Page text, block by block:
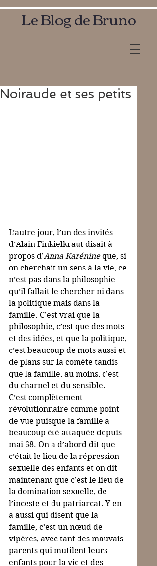
Le Blog de Bruno
Noiraude et ses petits
L’autre jour, l’un des invités
d’Alain Finkielkraut disait à
propos d’Anna Karénine que, si
on cherchait un sens à la vie, ce
n’est pas dans la philosophie
qu’il fallait le chercher ni dans
la politique mais dans la
famille. C’est vrai que la
philosophie, c’est que des mots
et des idées, et que la politique,
c’est beaucoup de mots aussi et
de plans sur la comète tandis
que la famille, au moins, c’est
du charnel et du sensible.
C’est complètement
révolutionnaire comme point
de vue puisque la famille a
beaucoup été attaquée depuis
mai 68. On a d’abord dit que
c’était le lieu de la répression
sexuelle des enfants et on dit
maintenant que c’est le lieu de
la domination sexuelle, de
l’inceste et du patriarcat. Y en
a aussi qui disent que la
famille, c’est un nœud de
vipères, avec tant des mauvais
parents qui mutilent leurs
enfants pour la vie et des